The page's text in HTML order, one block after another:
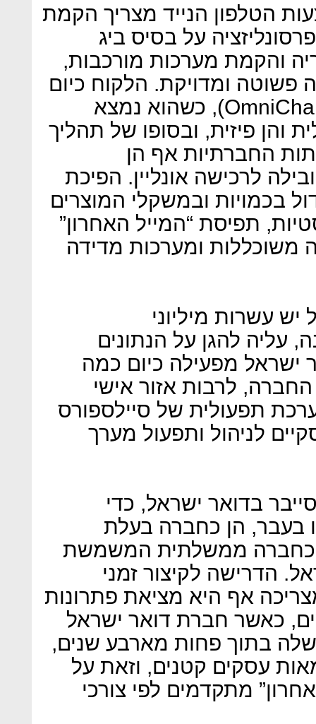
הטלפון הנייד מצריך הקמת
על בסיס ביג
והקמת מערכות מורכבות,
פשוטה ומדויקת. הלקוח כיום
קונה בשיטה רב־ערוצית (OmniChannel), כשהוא נמצא
והן פיזית, ובסופו של תהליך
החברתיות אף הן
לרכישה אונליין. הפיכת
בכמויות ובמשקלי המוצרים
תפיסת “המייל האחרון”
משוכללות ומערכות מדידה
עשרות מיליוני
עליה להגן על הנתונים
ישראל מפעילה כיום כמה
החברה, לרבות אזור אישי
תפעולית של סיילספורס
לניהול ותפעול מערך
בדואר ישראל, כדי
בעבר, הן כחברה בעלת
כחברה ממשלתית המשמשת
הדרישה לקיצור זמני
אף היא מציאת פתרונות
כאשר חברת דואר ישראל
שלה בתוך פחות מארבע שנים,
עסקים קטנים, וזאת על
מתקדמים לפי צורכי